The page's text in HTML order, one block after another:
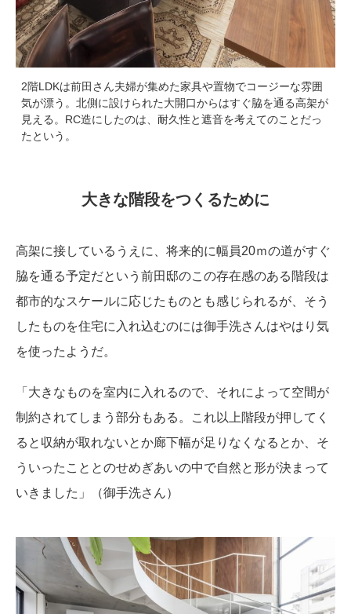
2階LDKは前田さん夫婦が集めた家具や置物でコージーな雰囲
気が漂う。北側に設けられた大開口からはすぐ脇を通る高架が
見える。RC造にしたのは、耐久性と遮音を考えてのことだっ
たという。
大きな階段をつくるために
高架に接しているうえに、将来的に幅員20ｍの道がすぐ
脇を通る予定だという前田邸のこの存在感のある階段は
都市的なスケールに応じたものとも感じられるが、そう
したものを住宅に入れ込むのには御手洗さんはやはり気
を使ったようだ。
「大きなものを室内に入れるので、それによって空間が
制約されてしまう部分もある。これ以上階段が押してく
ると収納が取れないとか廊下幅が足りなくなるとか、そ
ういったこととのせめぎあいの中で自然と形が決まって
いきました」（御手洗さん）